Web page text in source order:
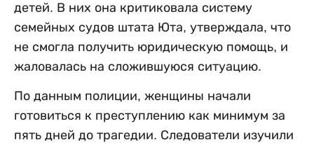
детей. В них она критиковала систему
семейных судов штата Юта, утверждала, что
не смогла получить юридическую помощь, и
жаловалась на сложившуюся ситуацию.
По данным полиции, женщины начали
готовиться к преступлению как минимум за
пять дней до трагедии. Следователи изучили